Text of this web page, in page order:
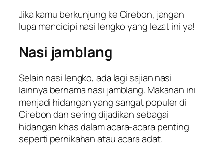
Jika kamu berkunjung ke Cirebon, jangan
lupa mencicipi nasi lengko yang lezat ini ya!
Nasi jamblang
Selain nasi lengko, ada lagi sajian nasi
lainnya bernama nasi jamblang. Makanan ini
menjadi hidangan yang sangat populer di
Cirebon dan sering dijadikan sebagai
hidangan khas dalam acara-acara penting
seperti pernikahan atau acara adat.